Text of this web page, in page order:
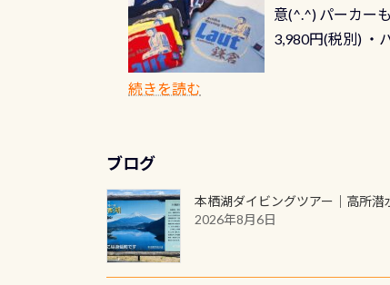
意(^.^) パーカー
3,980円(税別) ・
続きを読む
ブログ
本栖湖ダイビングツアー｜高所潜
2026年8月6日